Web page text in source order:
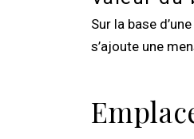
Sur la base
s’ajoute une